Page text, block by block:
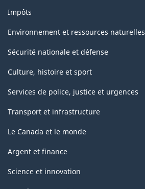
Impôts
Environnement et ressources naturelles
Sécurité nationale et défense
Culture, histoire et sport
Services de police, justice et urgences
Transport et infrastructure
Le Canada et le monde
Argent et finance
Science et innovation